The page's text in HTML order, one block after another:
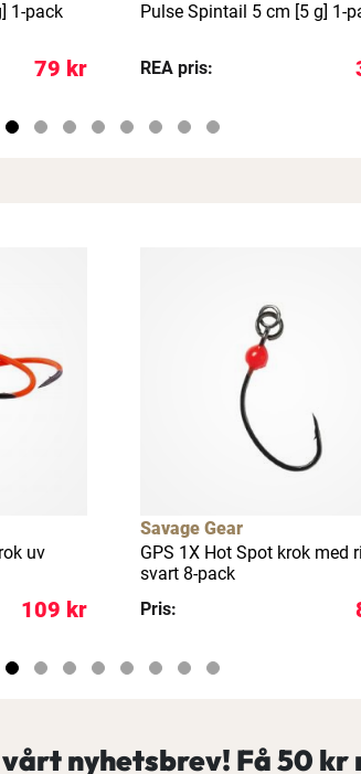
1-pack
79 kr
Pulse Spintail 5 cm [5 g] 1-
REA pris:
uv
109 kr
Savage Gear
GPS 1X Hot Spot krok med
svart 8-pack
Pris:
nyhetsbrev! Få50 kr